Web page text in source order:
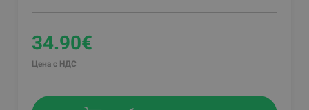
34.90€
Цена с НДС